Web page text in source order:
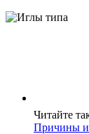
Читайте
Причины и